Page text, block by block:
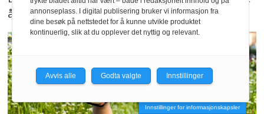
å la normalen være normal.
Innstillinger for informasjonskapsler
annonseplass. I digital publisering bruker vi informasjon fra
dine besøk på nettstedet for å kunne utvikle produktet
kontinuerlig, slik at du opplever det nyttig og relevant.
Avvis alle Godta valgte Innstillinger